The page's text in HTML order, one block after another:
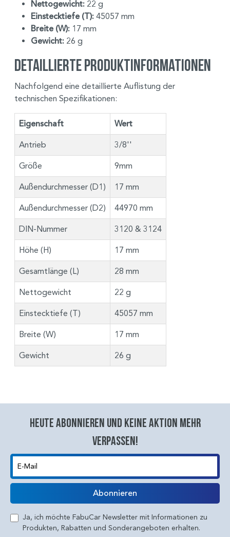
Nettogewicht: 22 g
Einstecktiefe (T): 45057 mm
Breite (W): 17 mm
Gewicht: 26 g
Detaillierte Produktinformationen
Nachfolgend eine detaillierte Auflistung der
technischen Spezifikationen:
Eigenschaft Wert
Antrieb 3/8''
Größe 9mm
Außendurchmesser (D1) 17 mm
Außendurchmesser (D2) 44970 mm
DIN-Nummer 3120 & 3124
Höhe (H) 17 mm
Gesamtlänge (L) 28 mm
Nettogewicht 22 g
Einstecktiefe (T) 45057 mm
Breite (W) 17 mm
Gewicht 26 g
Heute abonnieren und keine aktion mehr
verpassen!
E-Mail
Abonnieren
Ja, ich möchte FabuCar Newsletter mit Informationen zu
Produkten, Rabatten und Sonderangeboten erhalten.